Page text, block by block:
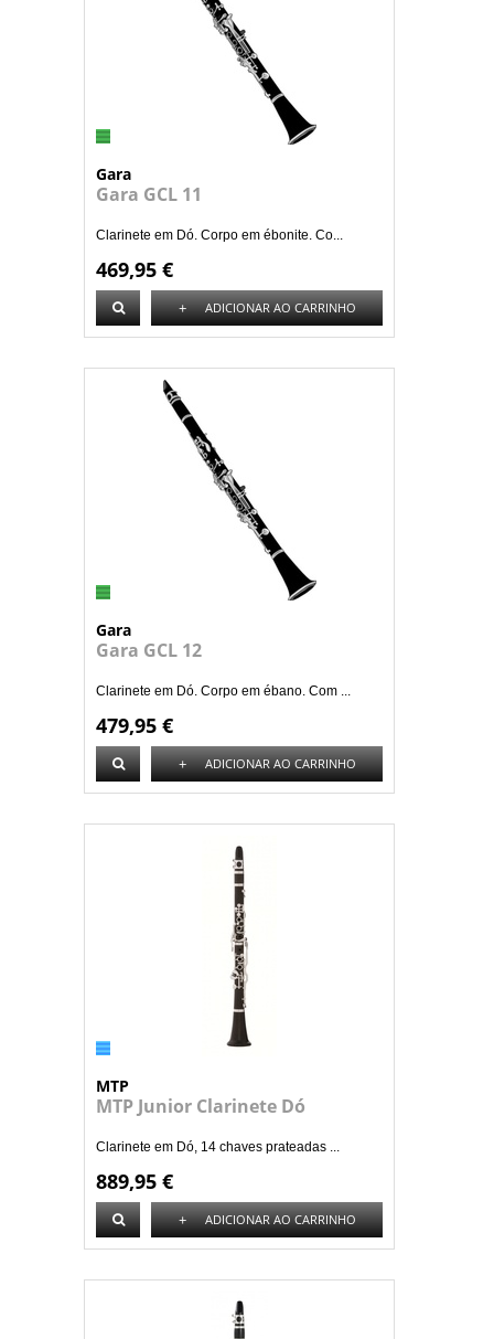
Gara
Gara GCL 11
Clarinete em Dó. Corpo em ébonite. Co...
469,95 €
+ ADICIONAR AO CARRINHO
Gara
Gara GCL 12
Clarinete em Dó. Corpo em ébano. Com ...
479,95 €
+ ADICIONAR AO CARRINHO
MTP
MTP Junior Clarinete Dó
Clarinete em Dó, 14 chaves prateadas ...
889,95 €
+ ADICIONAR AO CARRINHO